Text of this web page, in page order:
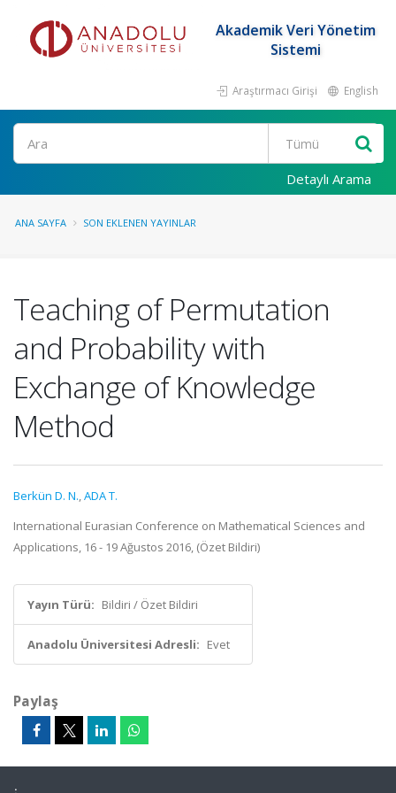
Akademik Veri Yönetim
Sistemi
Araştırmacı Girişi English
Ara
Detaylı Arama
ANA SAYFA SON EKLENEN YAYINLAR
Teaching of Permutation
and Probability with
Exchange of Knowledge
Method
Berkün D. N.,ADA T.
International Eurasian Conference on Mathematical Sciences and
Applications, 16 - 19 Ağustos 2016, (Özet Bildiri)
Yayın Türü: Bildiri / Özet Bildiri
Anadolu Üniversitesi Adresli: Evet
Paylaş